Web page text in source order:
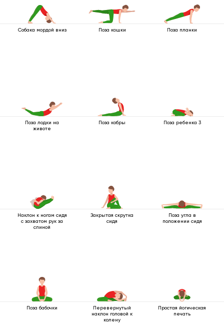
Собака мордой вниз Поза кошки Поза планки
Поза лодки на
животе
Поза кобры Поза ребенка 3
Наклон к ногам сидя
с захватом рук за
спиной
Закрытая скрутка
сидя
Поза угла в
положении сидя
Поза бабочки
Перевернутый
наклон головой к
колену
Простая йогическая
печать